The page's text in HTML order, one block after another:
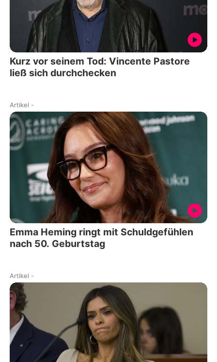
Kurz vor seinem Tod: Vincente Pastore
ließ sich durchchecken
Artikel -
Emma Heming ringt mit Schuldgefühlen
nach 50. Geburtstag
Artikel -